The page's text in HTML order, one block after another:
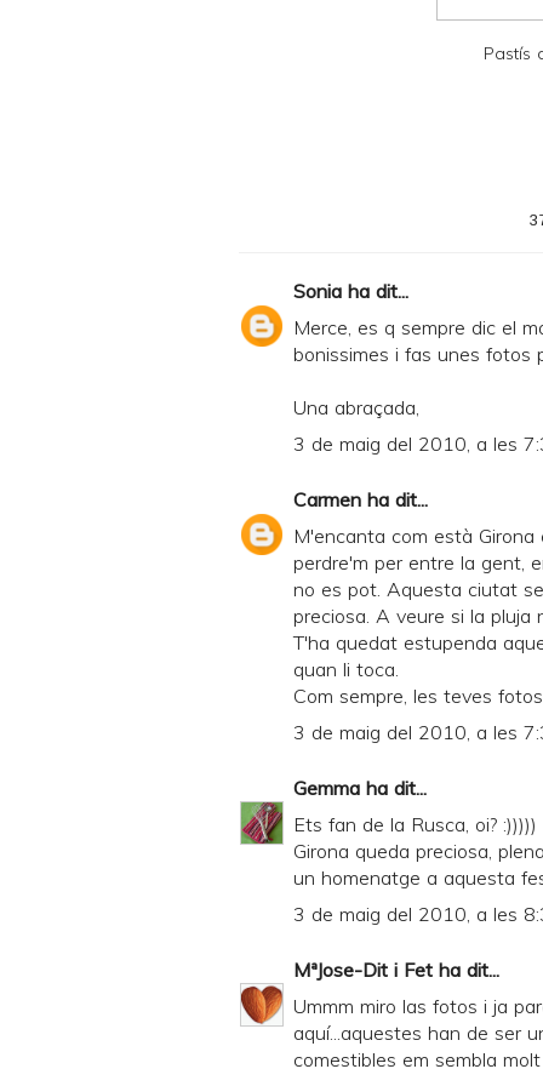
F
Pastís
Sonia ha dit...
Merce, es q sempre dic el
bonissimes i fas unes fotos
Una abraçada,
3 de maig del 2010, a les
Carmen ha dit...
M'encanta com està
perdre'm per entre la gent,
no es pot. Aquesta ciutat
preciosa. A veure si la pluja
T'ha quedat estupenda
quan li toca.
Com sempre, les teves
3 de maig del 2010, a les
Gemma ha dit...
Ets fan de la Rusca, oi? :)))))
Girona queda preciosa,
un homenatge a aquesta
3 de maig del 2010, a les
MªJose-Dit i Fet ha dit...
Ummm miro las fotos i ja
aquí...aquestes han de ser
comestibles em sembla